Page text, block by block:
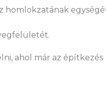
homlokzatának
ahol már az építkezés